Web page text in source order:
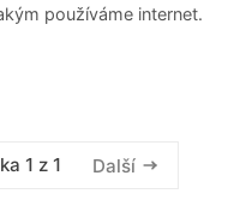
používáme internet.
1 z 1 Další